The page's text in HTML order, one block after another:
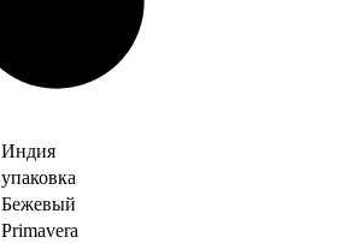
Индия
упаковка
Бежевый
Primavera